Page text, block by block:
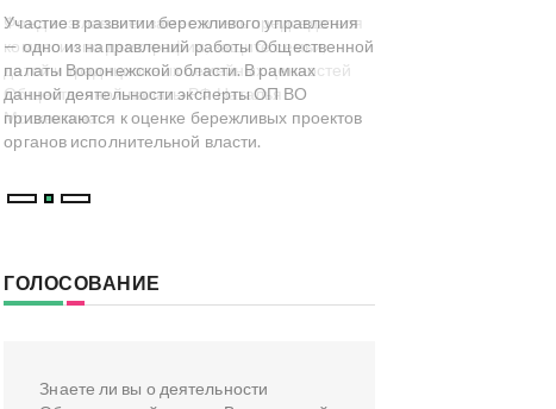
Участие в развитии бережливого управления
— одно из направлений работы Общественной
палаты Воронежской области. В рамках
данной деятельности эксперты ОП ВО
привлекаются к оценке бережливых проектов
органов исполнительной власти.
ГОЛОСОВАНИЕ
Знаете ли вы о деятельности